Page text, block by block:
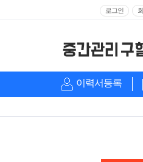
로그인
이력서등록